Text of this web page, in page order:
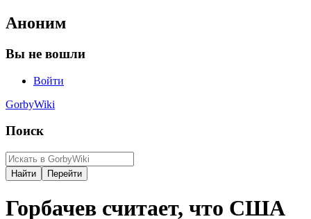
Аноним
Вы не вошли
Войти
GorbyWiki
Поиск
Горбачев считает, что США